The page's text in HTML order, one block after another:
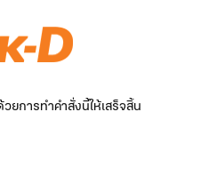
การทำคำสั่งนี้ให้เสร็จสิ้น